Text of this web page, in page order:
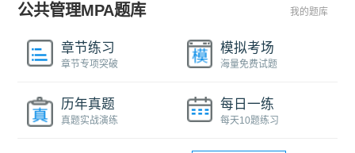
公共管理MPA题库 我的题库
章节练习
章节专项突破
模拟考场
海量免费试题
历年真题
真题实战演练
每日一练
每天10题练习